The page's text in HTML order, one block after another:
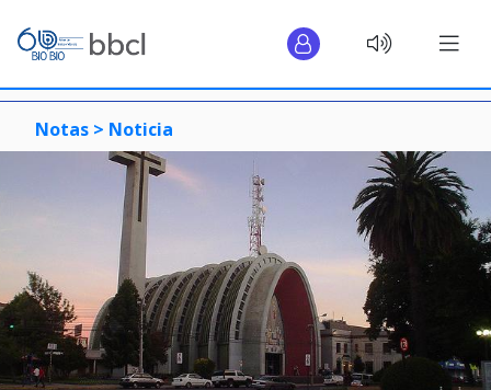
Notas > Noticia